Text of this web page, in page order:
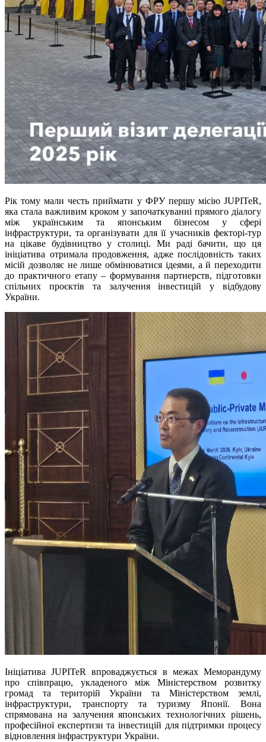
Рік тому мали честь приймати у ФРУ першу місію JUPITeR,
яка стала важливим кроком у започаткуванні прямого діалогу
між українським та японським бізнесом у сфері
інфраструктури, та організувати для її учасників фекторі-тур
на цікаве будівництво у столиці. Ми раді бачити, що ця
ініціатива отримала продовження, адже послідовність таких
місій дозволяє не лише обмінюватися ідеями, а й переходити
до практичного етапу – формування партнерств, підготовки
спільних проєктів та залучення інвестицій у відбудову
України.
Ініціатива JUPITeR впроваджується в межах Меморандуму
про співпрацю, укладеного між Міністерством розвитку
громад та територій України та Міністерством землі,
інфраструктури, транспорту та туризму Японії. Вона
спрямована на залучення японських технологічних рішень,
професійної експертизи та інвестицій для підтримки процесу
відновлення інфраструктури України.